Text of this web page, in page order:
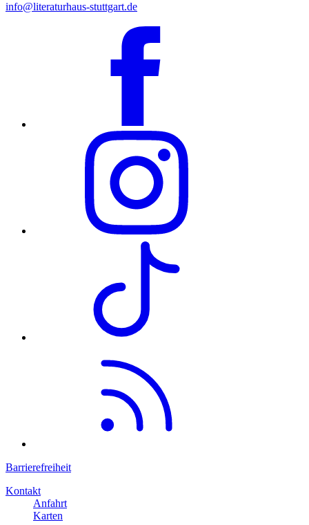
info@literaturhaus-stuttgart.de
Barrierefreiheit
Kontakt
Anfahrt
Karten